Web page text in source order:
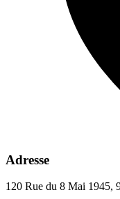
Adresse
120 Rue du 8 Mai 1945,